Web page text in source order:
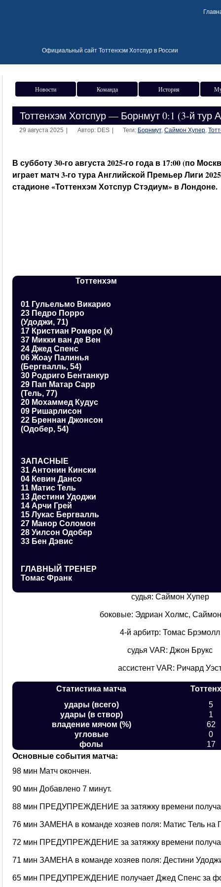
Официальный сайт Тоттенхэм Хотспур в России
Новости Команда История
Тоттенхэм Хотспур — Борнмут 0:1 (3-й тур
29 августа 2025 Автор: DES Теги: Борнмут, Саймон Хупер,
В субботу 30-го августа 2025-го года в 17:00 (по
играет матч 3-го тура Английской Премьер Лиги
стадионе «Тоттенхэм Хотспур Стэдиум» в Лондоне.
Тоттенхэм
01 Гульельмо Викарио
23 Педро Порро
(Удоджи, 71)
17 Кристиан Ромеро (к)
37 Микки ван де Вен
24 Джед Спенс
06 Жоау Палинья
(Бергвалль, 54)
30 Родриго Бентанкур
29 Пап Матар Сарр
(Тель, 77)
20 Мохаммед Кудус
09 Ришарлисон
22 Бреннан Джонсон
(Одобер, 54)
ЗАПАСНЫЕ
31 Антонин Кински
04 Кевин Дансо
11 Матис Тель
13 Дестини Удоджи
14 Арчи Грей
15 Лукас Бергвалль
27 Манор Соломон
28 Уилсон Одобер
33 Бен Дэвис
ГЛАВНЫЙ ТРЕНЕР
Томас Франк
судья: Саймон Хупер
боковые: Эдриан Холмс,
4-й арбитр: Томас Брэмолл
судья VAR: Джон Брукс
ассистент VAR: Ричард
Статистика матча
удары (всего)
5
удары (в створ)
1
владение мячом (%)
62
угловые
0
фолы
17
Основные события матча:
98 мин Матч окончен.
90 мин Добавлено 7 минут.
88 мин ПРЕДУПРЕЖДЕНИЕ за затяжку времени
76 мин ЗАМЕНА в команде хозяев поля: Матис Тель на
72 мин ПРЕДУПРЕЖДЕНИЕ за затяжку времени
71 мин ЗАМЕНА в команде хозяев поля: Дестини
65 мин ПРЕДУПРЕЖДЕНИЕ получает Джед Спенс за